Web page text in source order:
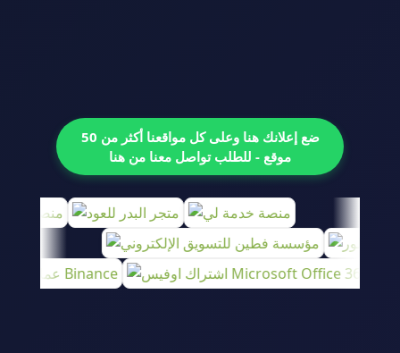
ضع إعلانك هنا وعلى كل مواقعنا أكثر من 50
موقع - للطلب تواصل معنا من هنا